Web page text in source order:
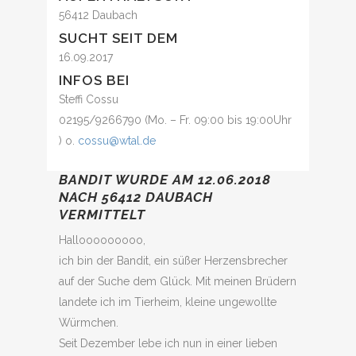
56412 Daubach
SUCHT SEIT DEM
16.09.2017
INFOS BEI
Steffi Cossu
02195/9266790 (Mo. – Fr. 09:00 bis 19:00Uhr
) o. cossu@wtal.de
BANDIT WURDE AM 12.06.2018
NACH 56412 DAUBACH
VERMITTELT
Hallooooooooo,
ich bin der Bandit, ein süßer Herzensbrecher
auf der Suche dem Glück. Mit meinen Brüdern
landete ich im Tierheim, kleine ungewollte
Würmchen.
Seit Dezember lebe ich nun in einer lieben